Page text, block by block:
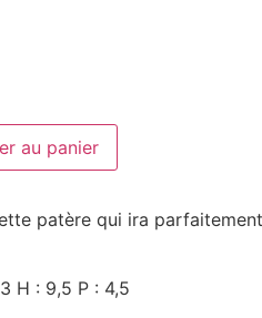
au panier
patère qui ira
H : 9,5 P : 4,5